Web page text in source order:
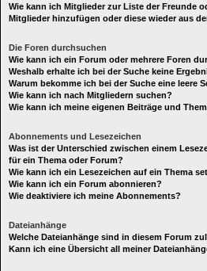
Wie kann ich Mitglieder zur Liste der Freunde
Mitglieder hinzufügen oder diese wieder aus
Die Foren durchsuchen
Wie kann ich ein Forum oder mehrere Foren
Weshalb erhalte ich bei der Suche keine
Warum bekomme ich bei der Suche eine leere
Wie kann ich nach Mitgliedern suchen?
Wie kann ich meine eigenen Beiträge und
Abonnements und Lesezeichen
Was ist der Unterschied zwischen einem
für ein Thema oder Forum?
Wie kann ich ein Lesezeichen auf ein Thema
Wie kann ich ein Forum abonnieren?
Wie deaktiviere ich meine Abonnements?
Dateianhänge
Welche Dateianhänge sind in diesem Forum
Kann ich eine Übersicht all meiner